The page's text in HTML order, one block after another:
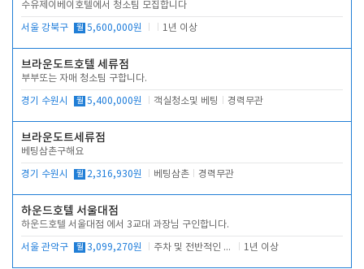
수유제이베이호텔에서 청소팀 모집합니다
서울 강북구 월 5,600,000원 1년 이상
브라운도트호텔 세류점
부부또는 자매 청소팀 구합니다.
경기 수원시 월 5,400,000원 객실청소및 베팅 경력무관
브라운도트세류점
베팅삼촌구해요
경기 수원시 월 2,316,930원 베팅삼촌 경력무관
하운드호텔 서울대점
하운드호텔 서울대점 에서 3교대 과장님 구인합니다.
서울 관악구 월 3,099,270원 주차 및 전반적인 당번업무 1년 이상